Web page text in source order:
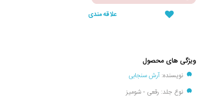
علاقه مندی
ویژگی های محصول
نویسنده: آرش سنجابی
نوع جلد: رقعی - شومیز